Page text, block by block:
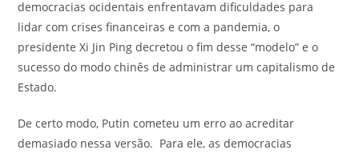
democracias ocidentais enfrentavam dificuldades para
lidar com crises financeiras e com a pandemia, o
presidente Xi Jin Ping decretou o fim desse “modelo” e o
sucesso do modo chinês de administrar um capitalismo de
Estado.
De certo modo, Putin cometeu um erro ao acreditar
demasiado nessa versão. Para ele, as democracias